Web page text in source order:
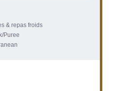
& repas froids
Puree